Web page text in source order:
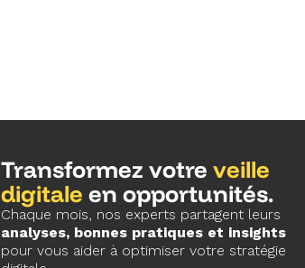
Transformez votreveille
digitale en opportunités.
Chaque mois, nos experts partagent leurs
analyses, bonnes pratiques et insights
pour vous aider à optimiser votre stratégie